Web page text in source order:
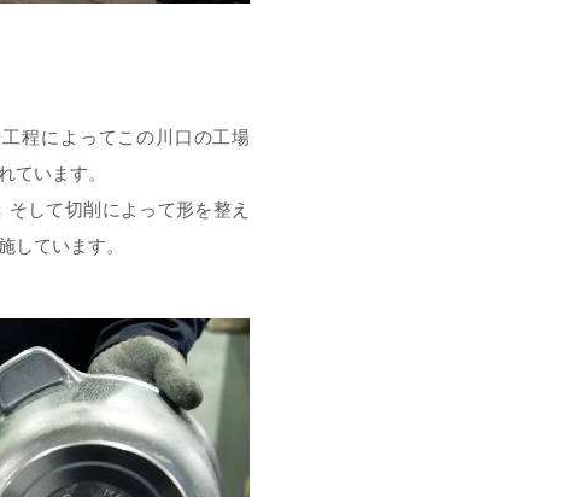
程によってこの川口の工場
ています。
して切削によって形を整え
しています。